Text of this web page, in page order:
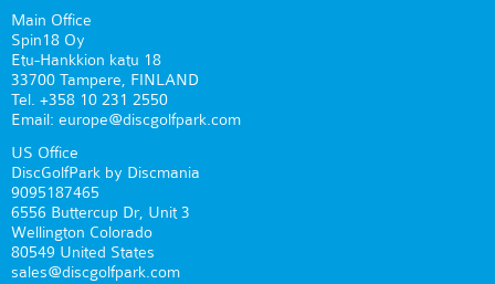
Main Office
Spin18 Oy
Etu-Hankkion katu 18
33700 Tampere, FINLAND
Tel. +358 10 231 2550
Email: europe@discgolfpark.com
US Office
DiscGolfPark by Discmania
9095187465
6556 Buttercup Dr, Unit 3
Wellington Colorado
80549 United States
sales@discgolfpark.com